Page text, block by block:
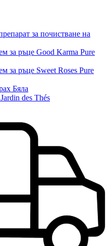
за почистване на
ръце Good Karma Pure
ръце Sweet Roses Pure
Бяла
des Thés